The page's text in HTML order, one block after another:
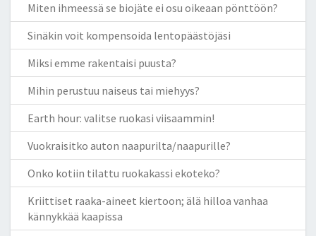
Miten ihmeessä se biojäte ei osu oikeaan pönttöön?
Sinäkin voit kompensoida lentopäästöjäsi
Miksi emme rakentaisi puusta?
Mihin perustuu naiseus tai miehyys?
Earth hour: valitse ruokasi viisaammin!
Vuokraisitko auton naapurilta/naapurille?
Onko kotiin tilattu ruokakassi ekoteko?
Kriittiset raaka-aineet kiertoon; älä hilloa vanhaa
kännykkää kaapissa